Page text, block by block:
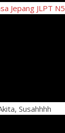
Jepang JLPT N5
Susahhhh